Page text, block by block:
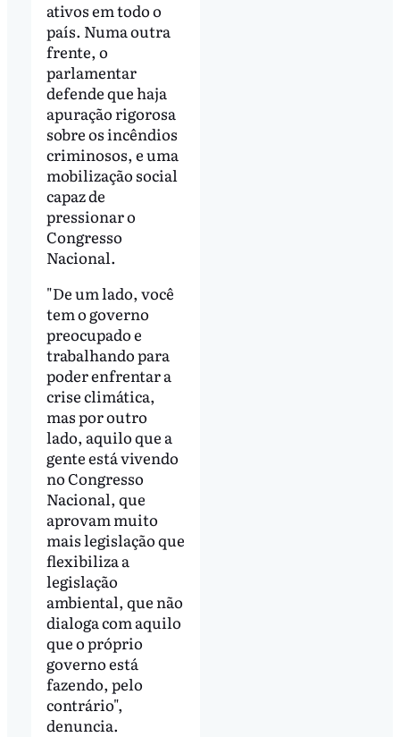
ativos em todo o
país. Numa outra
frente, o
parlamentar
defende que haja
apuração rigorosa
sobre os incêndios
criminosos, e uma
mobilização social
capaz de
pressionar o
Congresso
Nacional.
"De um lado, você
tem o governo
preocupado e
trabalhando para
poder enfrentar a
crise climática,
mas por outro
lado, aquilo que a
gente está vivendo
no Congresso
Nacional, que
aprovam muito
mais legislação que
flexibiliza a
legislação
ambiental, que não
dialoga com aquilo
que o próprio
governo está
fazendo, pelo
contrário",
denuncia.